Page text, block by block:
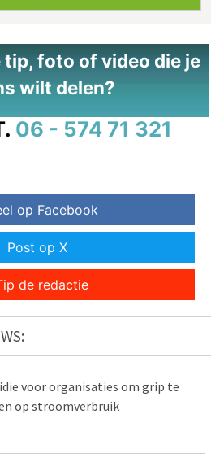
tip, foto of video die je
wilt delen?
06 - 574 71 321
op Facebook
Post op X
de redactie
voor organisaties om grip te
op stroomverbruik